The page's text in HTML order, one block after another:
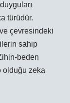
türüdür.
çevresindeki
sahip
beden
olduğu zeka